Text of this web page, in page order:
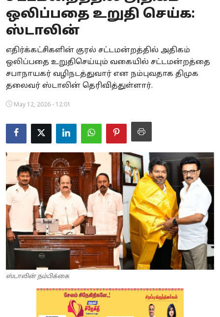
Business
Crime
Tamilnadu
National
World
Astrology
Spirituality
Weather
Politics
ஒலிப்பதை உறுதி செய்க:
ஸ்டாலின்
எதிர்க்கட்சிகளின் குரல் சட்டமன்றத்தில் அதிகம்
ஒலிப்பதை உறுதிசெய்யும் வகையில் சட்டமன்றத்தை
சபாநாயகர் வழிநடத்துவார் என நம்புவதாக திமுக
தலைவர் ஸ்டாலின் தெரிவித்துள்ளார்.
May 12, 2026 - 12:01
ஸ்டாலின் நம்பிக்கை